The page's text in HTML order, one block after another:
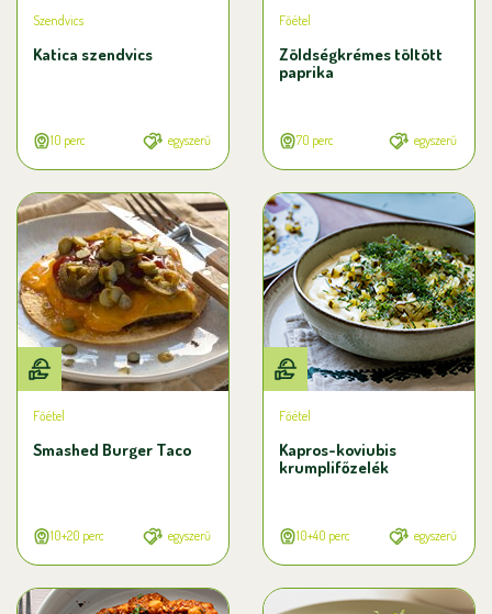
Szendvics
Katica szendvics
10 perc egyszerű
Főétel
Zöldségkrémes töltött
paprika
70 perc egyszerű
Főétel
Smashed Burger Taco
10+20 perc egyszerű
Főétel
Kapros-koviubis
krumplifőzelék
10+40 perc egyszerű